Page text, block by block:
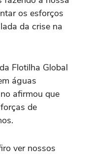
os esforços
da crise na
Flotilha Global
águas
afirmou que
de
ver nossos